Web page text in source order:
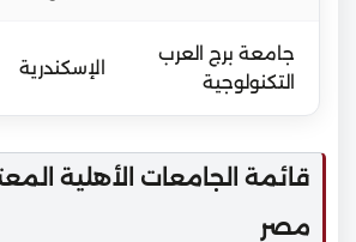
جامعة برج العرب
التكنولوجية
الإسكندرية
قائمة الجامعات الأهلية
مصر